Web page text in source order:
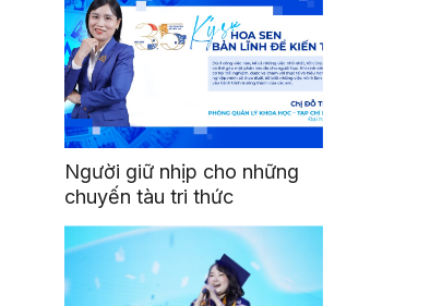
Người giữ nhịp cho những
chuyến tàu tri thức